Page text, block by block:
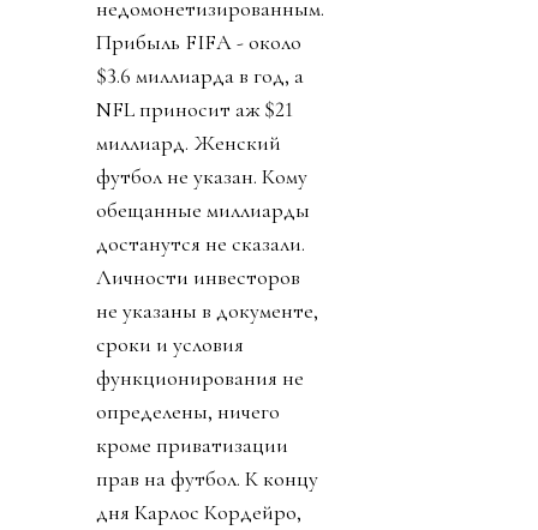
недомонетизированным.
Прибыль FIFA - около
$3.6 миллиарда в год, а
NFL приносит аж $21
миллиард. Женский
футбол не указан. Кому
обещанные миллиарды
достанутся не сказали.
Личности инвесторов
не указаны в документе,
сроки и условия
функционирования не
определены, ничего
кроме приватизации
прав на футбол. К концу
дня Карлос Кордейро,